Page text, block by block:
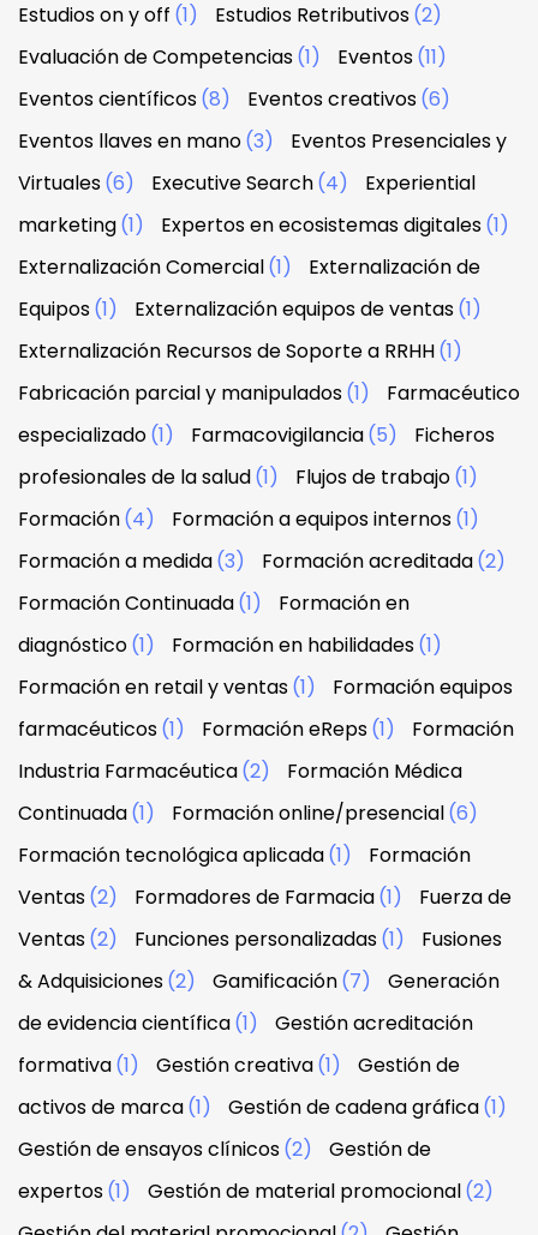
Estudios on y off (1) Estudios Retributivos(2)
Evaluación de Competencias(1) Eventos(11)
Eventos científicos(8) Eventos creativos(6)
Eventos llaves en mano(3)
Eventos Presenciales y
Virtuales(6) Executive Search(4)
Experiential
marketing(1) Expertos en ecosistemas digitales(1)
Externalización Comercial(1)
Externalización de
Equipos(1) Externalización equipos de ventas(1)
Externalización Recursos de Soporte a RRHH(1)
Fabricación parcial y manipulados(1)
Farmacéutico
especializado(1) Farmacovigilancia(5)
Ficheros
profesionales de la salud(1) Flujos de trabajo(1)
Formación(4) Formación a equipos internos(1)
Formación a medida(3) Formación acreditada(2)
Formación Continuada(1)
Formación en
diagnóstico(1) Formación en habilidades(1)
Formación en retail y ventas(1)
Formación equipos
farmacéuticos(1) Formación eReps(1)
Formación
Industria Farmacéutica(2)
Formación Médica
Continuada(1) Formación online/presencial(6)
Formación tecnológica aplicada(1)
Formación
Ventas(2) Formadores de Farmacia(1)
Fuerza de
Ventas(2) Funciones personalizadas(1)
Fusiones
& Adquisiciones(2) Gamificación(7)
Generación
de evidencia científica(1)
Gestión acreditación
formativa(1) Gestión creativa(1)
Gestión de
activos de marca(1) Gestión de cadena gráfica(1)
Gestión de ensayos clínicos(2)
Gestión de
expertos(1) Gestión de material promocional(2)